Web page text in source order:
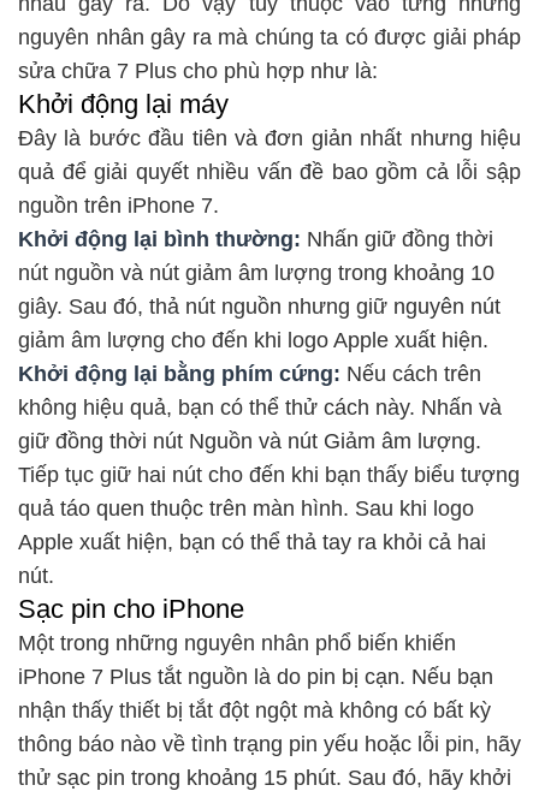
nguyên nhân gây ra mà chúng ta có được giải pháp
sửa chữa 7 Plus cho phù hợp như là:
Khởi động lại máy
Đây là bước đầu tiên và đơn giản nhất nhưng hiệu
quả để giải quyết nhiều vấn đề bao gồm cả lỗi sập
nguồn trên iPhone 7.
Khởi động lại bình thường: Nhấn giữ đồng thời
nút nguồn và nút giảm âm lượng trong khoảng 10
giây. Sau đó, thả nút nguồn nhưng giữ nguyên nút
giảm âm lượng cho đến khi logo Apple xuất hiện.
Khởi động lại bằng phím cứng: Nếu cách trên
không hiệu quả, bạn có thể thử cách này. Nhấn và
giữ đồng thời nút Nguồn và nút Giảm âm lượng.
Tiếp tục giữ hai nút cho đến khi bạn thấy biểu tượng
quả táo quen thuộc trên màn hình. Sau khi logo
Apple xuất hiện, bạn có thể thả tay ra khỏi cả hai
nút.
Sạc pin cho iPhone
Một trong những nguyên nhân phổ biến khiến
iPhone 7 Plus tắt nguồn là do pin bị cạn. Nếu bạn
nhận thấy thiết bị tắt đột ngột mà không có bất kỳ
thông báo nào về tình trạng pin yếu hoặc lỗi pin, hãy
thử sạc pin trong khoảng 15 phút. Sau đó, hãy khởi